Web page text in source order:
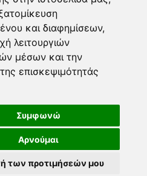
και διαφημίσεων,
λειτουργιών
μέσων και την
επισκεψιμότητάς
Συμφωνώ
Αρνούμαι
των προτιμήσεών μου